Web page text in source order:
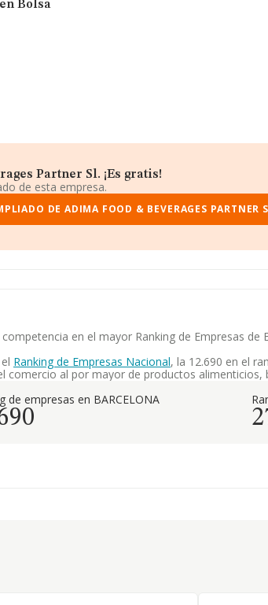
Bolsa
Partner Sl. ¡Es gratis!
de esta empresa.
DE ADIMA FOOD & BEVERAGES PARTNER
en el mayor Ranking de Empresas de
Ranking de Empresas Nacional, la 12.690 en el
comercio al por mayor de productos alimenticios,
de empresas en BARCELONA